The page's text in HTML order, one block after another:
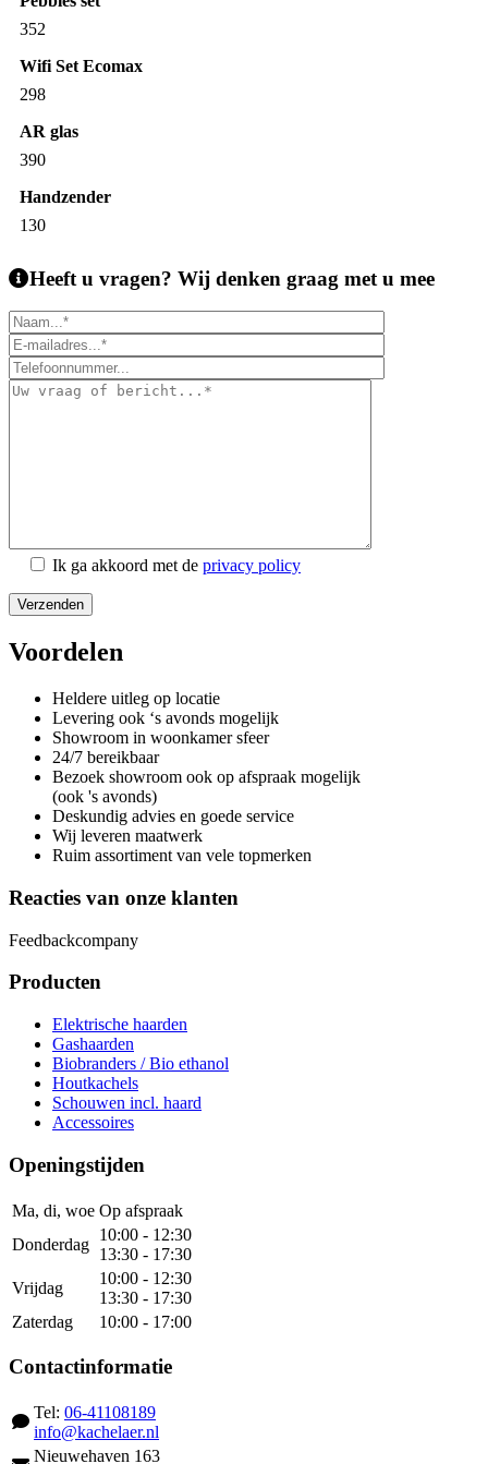
352
Wifi Set Ecomax
298
AR glas
390
Handzender
130
Heeft u vragen? Wij denken graag met u mee
Ik ga akkoord met de privacy policy
Voordelen
Heldere uitleg op locatie
Levering ook ‘s avonds mogelijk
Showroom in woonkamer sfeer
24/7 bereikbaar
Bezoek showroom ook op afspraak mogelijk
(ook 's avonds)
Deskundig advies en goede service
Wij leveren maatwerk
Ruim assortiment van vele topmerken
Reacties van onze klanten
Feedbackcompany
Producten
Elektrische haarden
Gashaarden
Biobranders / Bio ethanol
Houtkachels
Schouwen incl. haard
Accessoires
Openingstijden
Ma, di, woe Op afspraak
Donderdag
10:00 - 12:30
13:30 - 17:30
Vrijdag
10:00 - 12:30
13:30 - 17:30
Zaterdag
10:00 - 17:00
Contactinformatie
Tel: 06-41108189
info@kachelaer.nl
Nieuwehaven 163